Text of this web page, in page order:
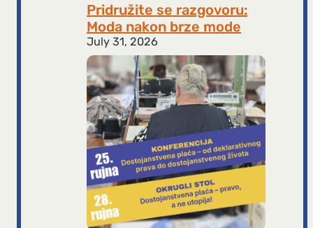
Pridružite se razgovoru:
Moda nakon brze mode
July 31, 2026